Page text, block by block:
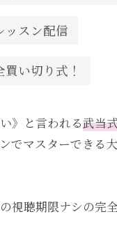
ッスン配信
い切り式！
》と言われる武当
でマスターできる
視聴期限ナシの完